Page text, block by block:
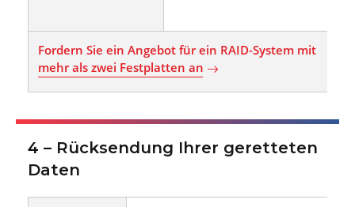
Fordern Sie ein Angebot für ein RAID-System mit
mehr als zwei Festplatten an
4 – Rücksendung Ihrer geretteten
Daten